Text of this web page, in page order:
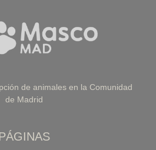
de animales en la Comunidad
de Madrid